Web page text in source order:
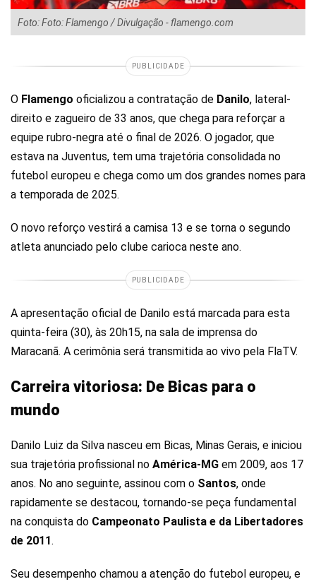
Foto: Foto: Flamengo / Divulgação - flamengo.com
PUBLICIDADE
O Flamengo oficializou a contratação de Danilo, lateral-
direito e zagueiro de 33 anos, que chega para reforçar a
equipe rubro-negra até o final de 2026. O jogador, que
estava na Juventus, tem uma trajetória consolidada no
futebol europeu e chega como um dos grandes nomes para
a temporada de 2025.
O novo reforço vestirá a camisa 13 e se torna o segundo
atleta anunciado pelo clube carioca neste ano.
PUBLICIDADE
A apresentação oficial de Danilo está marcada para esta
quinta-feira (30), às 20h15, na sala de imprensa do
Maracanã. A cerimônia será transmitida ao vivo pela FlaTV.
Carreira vitoriosa: De Bicas para o
mundo
Danilo Luiz da Silva nasceu em Bicas, Minas Gerais, e iniciou
sua trajetória profissional no América-MG em 2009, aos 17
anos. No ano seguinte, assinou com o Santos, onde
rapidamente se destacou, tornando-se peça fundamental
na conquista do Campeonato Paulista e da Libertadores
de 2011.
Seu desempenho chamou a atenção do futebol europeu, e